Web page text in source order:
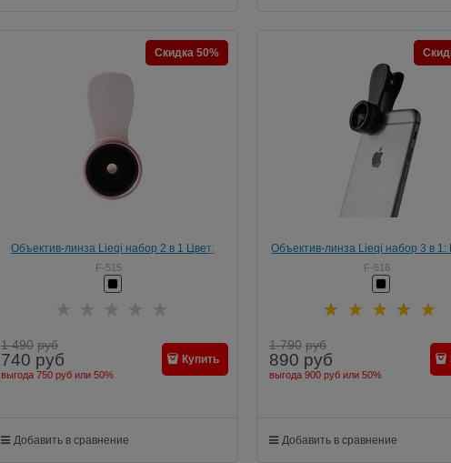
Объектив-линза Lieqi набор 2 в 1 Цвет:
Макро и широкоугольная Цвет: Чёрный (F-
515)
F-515
Скидка 50%
1 490 руб
740 руб
выгода 750 руб или 50%
Купить
Добавить в сравнение
Объектив-линза Lieqi набор 3 в 1:
Макро объектив,
Чёрный (F-516)
F-516
1 790 руб
890 руб
выгода 900 рубили 50%
Добавить в сравнение